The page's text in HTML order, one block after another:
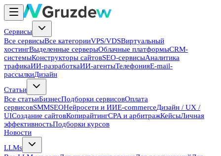
Сервисы
Все сервисыВсе категорииVPS/VDSВиртуальный
хостингВыделенные серверыОблачные платформыCRM-
системыКонструкторы сайтовSEO-сервисыАналитика
трафикаИИ-разработкаИИ-агентыТелефонияE-mail-
рассылкиДизайн
Статьи
Все статьиБизнесПодборки сервисовОплата
сервисовSMMSEOНейросети и ИИE-commerceДизайн / UX /
UIСоздание сайтовКопирайтингCPA и арбитражКейсыЛичная
эффективностьПодборки курсов
Новости
LLMs